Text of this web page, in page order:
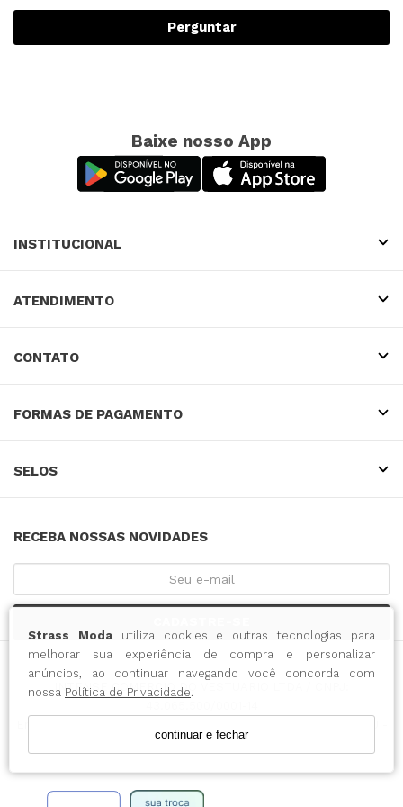
Strass Modautiliza cookies e outras tecnologias para
melhorar sua experiência de compra e personalizar
anúncios, ao continuar navegando você concorda com
nossa Política de Privacidade.
continuar e fechar
Perguntar
Baixe nosso App
INSTITUCIONAL
ATENDIMENTO
CONTATO
FORMAS DE PAGAMENTO
SELOS
RECEBA NOSSAS NOVIDADES
INTENSE COMERCIO DO VESTUARIO LTDA / CNPJ:
SC CEP: 89010-000